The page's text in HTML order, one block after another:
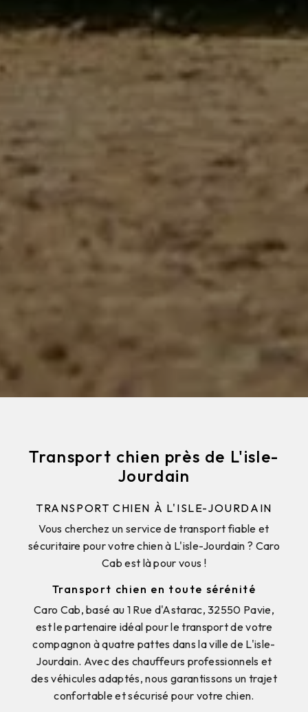
Transport chien près de L'isle-
Jourdain
TRANSPORT CHIEN À L'ISLE-JOURDAIN
Vous cherchez un service de transport fiable et
sécuritaire pour votre chien à L'isle-Jourdain ? Caro
Cab est là pour vous !
Transport chien en toute sérénité
Caro Cab, basé au 1 Rue d'Astarac, 32550 Pavie,
est le partenaire idéal pour le transport de votre
compagnon à quatre pattes dans la ville de L'isle-
Jourdain. Avec des chauffeurs professionnels et
des véhicules adaptés, nous garantissons un trajet
confortable et sécurisé pour votre chien.